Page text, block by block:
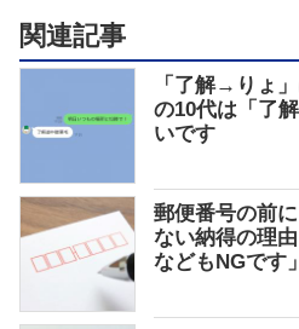
関連記事
「了解→りょ
の10代は「了
いです
郵便番号の前
ない納得の理
などもNGです」